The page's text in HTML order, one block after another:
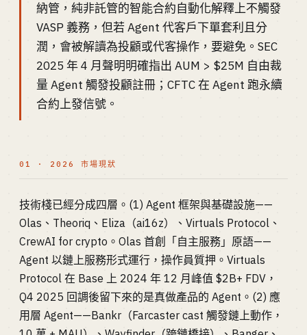
納管，純非託管的智能合約自動化解釋上不觸發
VASP 義務，但若 Agent 代客戶下單套利且分
潤，會被解讀為投顧或代客操作，要避免。SEC
2025 年 4 月聲明明確指出 AUM > $25M 自由裁
量 Agent 觸發投顧註冊；CFTC 在 Agent 跑永續
合約上發信號。
01 · 2026 市場現狀
技術棧已經分成四層。(1) Agent 框架與基礎設施——
Olas、Theoriq、Eliza（ai16z）、Virtuals Protocol、
CrewAI for crypto。Olas 首創「自主服務」原語——
Agent 以鏈上服務形式運行，操作員質押。Virtuals
Protocol 在 Base 上 2024 年 12 月峰值 $2B+ FDV，
Q4 2025 回調後留下來的是真做產品的 Agent。(2) 應
用層 Agent——Bankr（Farcaster cast 觸發鏈上動作，